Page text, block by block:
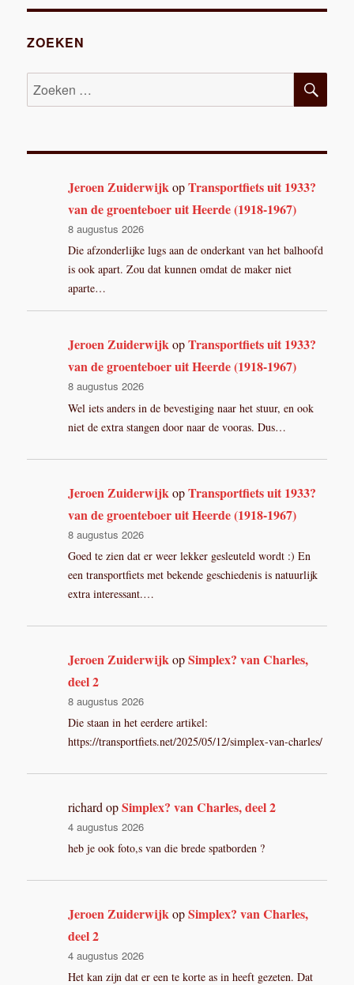
ZOEKEN
Zoeken
naar:
Jeroen ZuiderwijkopTransportfiets uit 1933?
van de groenteboer uit Heerde (1918-1967)
8 augustus 2026
Die afzonderlijke lugs aan de onderkant van het balhoofd
is ook apart. Zou dat kunnen omdat de maker niet
aparte…
Jeroen ZuiderwijkopTransportfiets uit 1933?
van de groenteboer uit Heerde (1918-1967)
8 augustus 2026
Wel iets anders in de bevestiging naar het stuur, en ook
niet de extra stangen door naar de vooras. Dus…
Jeroen Zuiderwijk opTransportfiets uit 1933?
van de groenteboer uit Heerde (1918-1967)
8 augustus 2026
Goed te zien dat er weer lekker gesleuteld wordt :) En
een transportfiets met bekende geschiedenis is natuurlijk
extra interessant.…
Jeroen Zuiderwijk opSimplex? van Charles,
deel 2
8 augustus 2026
Die staan in het eerdere artikel:
https://transportfiets.net/2025/05/12/simplex-van-charles/
richard opSimplex? van Charles, deel 2
4 augustus 2026
heb je ook foto,s van die brede spatborden ?
Jeroen Zuiderwijk opSimplex? van Charles,
deel 2
4 augustus 2026
Het kan zijn dat er een te korte as in heeft gezeten. Dat